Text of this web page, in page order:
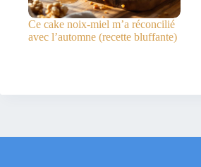
Ce cake noix-miel m’a réconcilié
avec l’automne (recette bluffante)